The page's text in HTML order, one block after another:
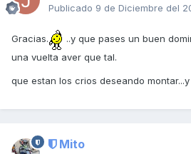
Publicado 9 de Diciembre del
Gracias.
..y que pases un buen
una vuelta aver que tal.
que estan los crios deseando
Mito